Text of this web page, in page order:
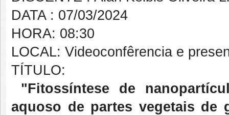
DATA : 07/03/2024
HORA: 08:30
LOCAL: Videoconfêrencia e
TÍTULO:
"Fitossíntese de
aquoso de partes vegetais de